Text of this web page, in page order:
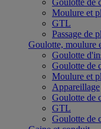
Goulotte de
Moulure et
GTL
Passage de
Goulotte, moulure
Goulotte
Goulotte de
Moulure et
Appareillage
Goulotte de
GTL
Goulotte de